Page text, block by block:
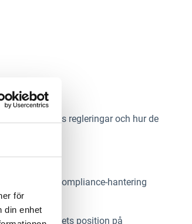
för
din enhet
i EUs regleringar och hur de
en effektiv compliance-hantering
företagets position på